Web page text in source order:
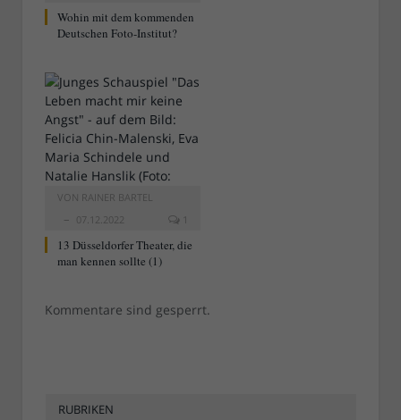
Wohin mit dem kommenden
Deutschen Foto-Institut?
VON RAINER BARTEL
07.12.2022
1
13 Düsseldorfer Theater, die
man kennen sollte (1)
Kommentare sind gesperrt.
RUBRIKEN